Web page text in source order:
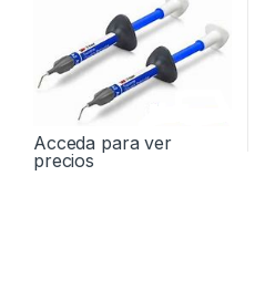
Acceda para ver
precios